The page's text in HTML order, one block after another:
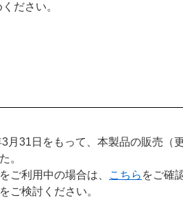
ださい。
月31日をもって、本製品の販売（
。
ご利用中の場合は、
こちら をご確
ご検討ください。